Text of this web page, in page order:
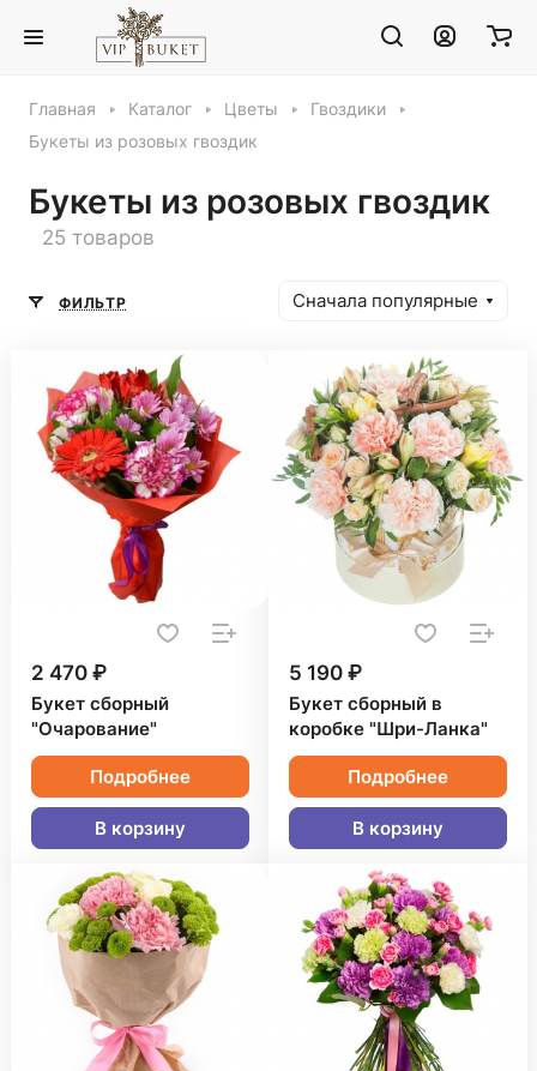
Главная Каталог Цветы
Гвоздики
Букеты из розовых гвоздик
Букеты из розовых гвоздик
25 товаров
ФИЛЬТР Сначала популярные
2 470 ₽
Букет сборный
"Очарование"
Подробнее
В корзину
5 190 ₽
Букет сборный в
коробке "Шри-Ланка"
Подробнее
В корзину